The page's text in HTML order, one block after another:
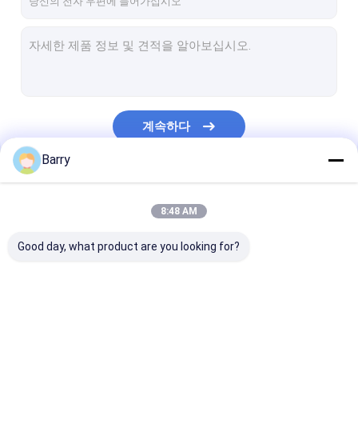
계속하다
Barry
8:48 AM
Good day, what product are you looking for?